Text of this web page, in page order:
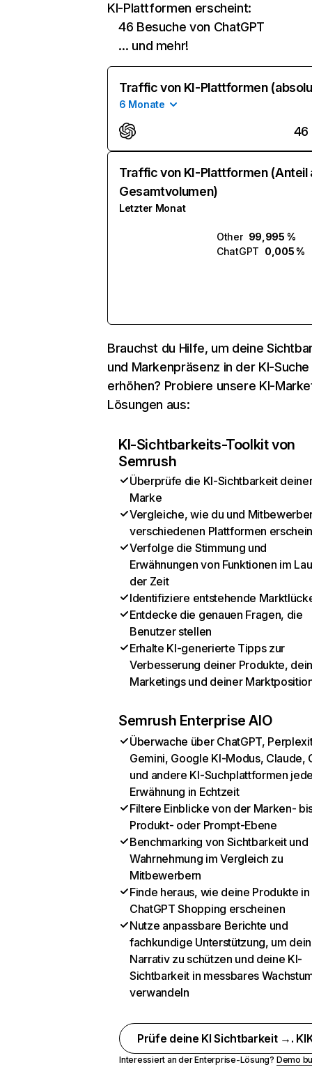
KI-Plattformen erscheint:
46 Besuche von ChatGPT
… und mehr!
Traffic von KI-Plattformen
6 Monate
46
Traffic von KI-Plattformen (Anteil
Gesamtvolumen)
Letzter Monat
Other 99,995 %
ChatGPT 0,005 %
Brauchst du Hilfe, um deine
und Markenpräsenz in der KI-Suche
erhöhen? Probiere unsere KI-
Lösungen aus:
KI-Sichtbarkeits-Toolkit von
Semrush
Überprüfe die KI-Sichtbarkeit
Marke
Vergleiche, wie du und
verschiedenen Plattformen
Verfolge die Stimmung und
Erwähnungen von Funktionen im
der Zeit
Identifiziere entstehende
Entdecke die genauen Fragen, die
Benutzer stellen
Erhalte KI-generierte Tipps zur
Verbesserung deiner Produkte,
Marketings und deiner
Semrush Enterprise AIO
Überwache über ChatGPT,
Gemini, Google KI-Modus, Claude,
und andere KI-Suchplattformen
Erwähnung in Echtzeit
Filtere Einblicke von der Marken-
Produkt- oder Prompt-Ebene
Benchmarking von Sichtbarkeit und
Wahrnehmung im Vergleich zu
Mitbewerbern
Finde heraus, wie deine Produkte in
ChatGPT Shopping erscheinen
Nutze anpassbare Berichte und
fachkundige Unterstützung, um dein
Narrativ zu schützen und deine KI-
Sichtbarkeit in messbares
verwandeln
Prüfe deine KI Sichtbarkeit →.
Interessiert an der Enterprise-Lösung? Demo